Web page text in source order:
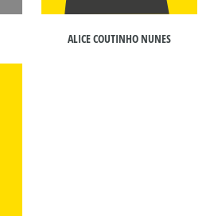
ALICE COUTINHO NUNES